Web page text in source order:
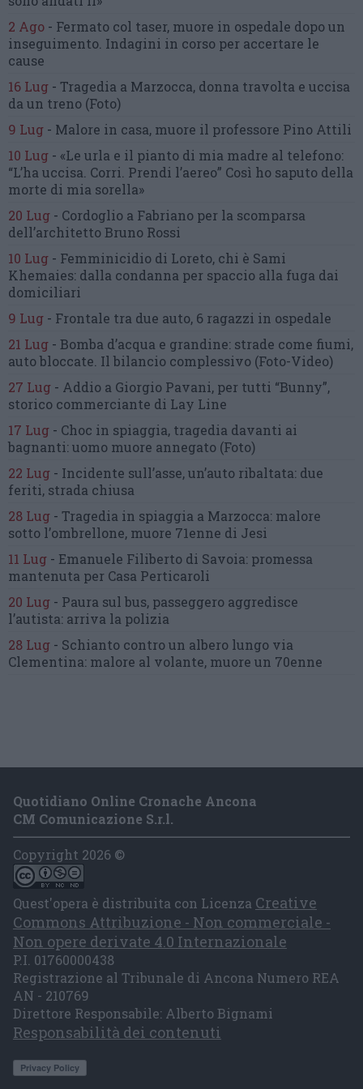
2 Ago - Fermato col taser, muore in ospedale dopo un
inseguimento. Indagini in corso per accertare le
cause
16 Lug - Tragedia a Marzocca, donna travolta e uccisa
da un treno (Foto)
9 Lug - Malore in casa, muore il professore Pino Attili
10 Lug - «Le urla e il pianto di mia madre al telefono:
“L’ha uccisa. Corri. Prendi l’aereo” Così ho saputo della
morte di mia sorella»
20 Lug - Cordoglio a Fabriano per la scomparsa
dell’architetto Bruno Rossi
10 Lug - Femminicidio di Loreto, chi è Sami
Khemaies: dalla condanna per spaccio alla fuga dai
domiciliari
9 Lug - Frontale tra due auto, 6 ragazzi in ospedale
21 Lug - Bomba d’acqua e grandine: strade come fiumi,
auto bloccate. Il bilancio complessivo (Foto-Video)
27 Lug - Addio a Giorgio Pavani, per tutti “Bunny”,
storico commerciante di Lay Line
17 Lug - Choc in spiaggia, tragedia davanti ai
bagnanti:uomo muore annegato (Foto)
22 Lug - Incidente sull’asse, un’auto ribaltata: due
feriti, strada chiusa
28 Lug - Tragedia in spiaggia a Marzocca: malore
sotto l’ombrellone, muore 71enne di Jesi
11 Lug - Emanuele Filiberto di Savoia: promessa
mantenuta per Casa Perticaroli
20 Lug - Paura sul bus, passeggero aggredisce
l’autista: arriva la polizia
28 Lug - Schianto contro un albero lungo via
Clementina: malore al volante, muore un 70enne
Quotidiano Online Cronache Ancona
CM Comunicazione S.r.l.
Copyright 2026 ©
Quest'opera è distribuita con Licenza Creative
Commons Attribuzione - Non commerciale -
Non opere derivate 4.0 Internazionale
P.I. 01760000438
Registrazione al Tribunale di Ancona Numero REA
AN - 210769
Direttore Responsabile: Alberto Bignami
Responsabilità dei contenuti